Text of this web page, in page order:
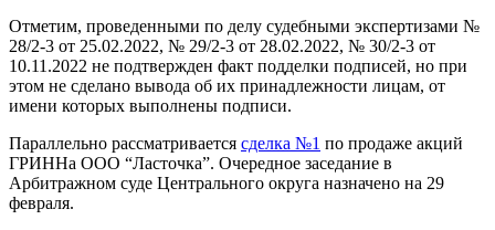
Отметим, проведенными по делу судебными экспертизами №
28/2-3 от 25.02.2022, № 29/2-3 от 28.02.2022, № 30/2-3 от
10.11.2022 не подтвержден факт подделки подписей, но при
этом не сделано вывода об их принадлежности лицам, от
имени которых выполнены подписи.
Параллельно рассматривается сделка №1 по продаже акций
ГРИННа ООО “Ласточка”. Очередное заседание в
Арбитражном суде Центрального округа назначено на 29
февраля.